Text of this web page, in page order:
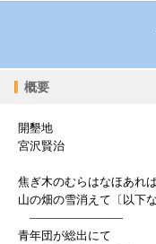
概要
開墾地
宮沢賢治
焦ぎ木のむらはなほあれ
山の畑の雪消えて〔以下な
――――――――
青年団が総出にて